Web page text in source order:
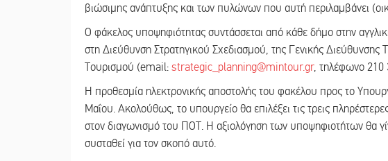
βιώσιμης ανάπτυξης και των πυλώνων που αυτή περιλαμβάνει
Ο φάκελος υποψηφιότητας συντάσσεται από κάθε δήμο στην
στη Διεύθυνση Στρατηγικού Σχεδιασμού, της Γενικής Διεύθυνσης
Τουρισμού (email: strategic_planning@mintour.gr, τηλέφωνο 210
Η προθεσμία ηλεκτρονικής αποστολής του φακέλου προς το
Μαΐου. Ακολούθως, το υπουργείο θα επιλέξει τις τρεις
στον διαγωνισμό του ΠΟΤ. Η αξιολόγηση των υποψηφιοτήτων θα
συσταθεί για τον σκοπό αυτό.